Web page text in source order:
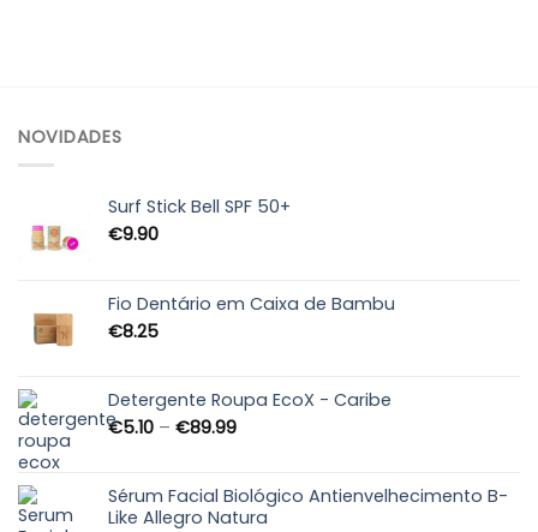
NOVIDADES
Surf Stick Bell SPF 50+
€9.90
Fio Dentário em Caixa de Bambu
€8.25
Detergente Roupa EcoX - Caribe
€5.10 – €89.99Price
through
€89.99
Sérum Facial Biológico Antienvelhecimento B-
Like Allegro Natura